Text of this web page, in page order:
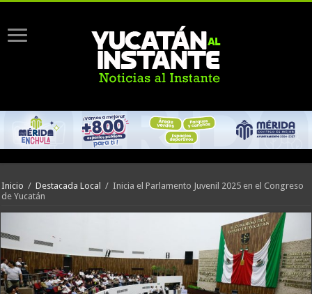
Inicio / Destacada Local / Inicia el Parlamento Juvenil 2025 en el Congreso
de Yucatán